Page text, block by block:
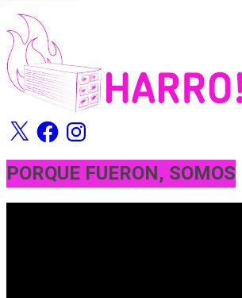
X FacebookInstagram
PORQUE FUERON, SOMOS